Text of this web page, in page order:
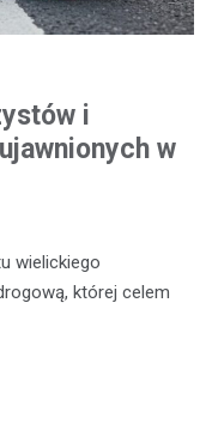
i
w
wielickiego
której celem